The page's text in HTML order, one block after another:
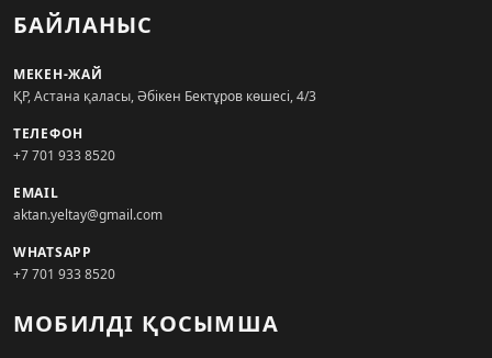
БАЙЛАНЫС
МЕКЕН-ЖАЙ
ҚР, Астана қаласы, Әбікен Бектұров көшесі, 4/3
ТЕЛЕФОН
+7 701 933 8520
EMAIL
aktan.yeltay@gmail.com
WHATSAPP
+7 701 933 8520
МОБИЛДІ ҚОСЫМША